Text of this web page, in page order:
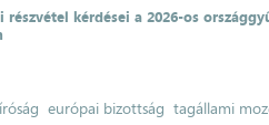
részvétel kérdései a 2026-os
európai bizottság tagállami